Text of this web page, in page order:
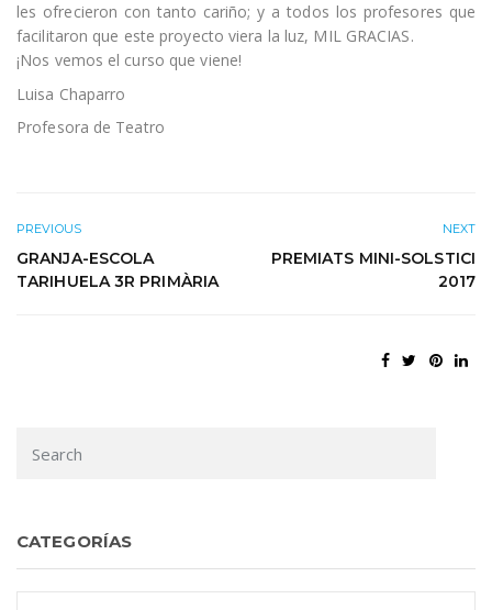
les ofrecieron con tanto cariño; y a todos los profesores que
facilitaron que este proyecto viera la luz, MIL GRACIAS.
¡Nos vemos el curso que viene!
Luisa Chaparro
Profesora de Teatro
PREVIOUS
GRANJA-ESCOLA
TARIHUELA 3R PRIMÀRIA
NEXT
PREMIATS MINI-SOLSTICI
2017
CATEGORÍAS